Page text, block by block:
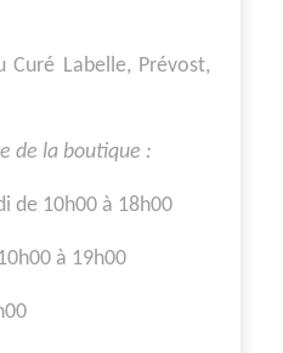
Curé Labelle, Prévost,
de la boutique :
de 10h00 à 18h00
à 19h00